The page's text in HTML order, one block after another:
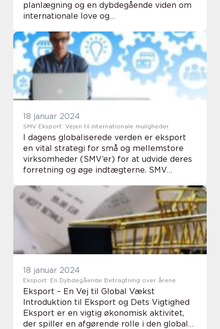
planlægning og en dybdegående viden om
internationale love og
en privatperson eller en virksomhed, der
ønsker at eksportere en bil til et ...
18 januar 2024
SMV Eksport: Vejen til internationale muligheder
I dagens globaliserede verden er eksport
en vital strategi for små og mellemstore
virksomheder (SMV’er) for at udvide deres
forretning og øge indtægterne. SMV
mulighed for vækst og bæredygtig succes. I
...
18 januar 2024
Eksport: En Dybdegående Betragtning over årene
Eksport – En Vej til Global Vækst
Introduktion til Eksport og Dets Vigtighed
Eksport er en vigtig økonomisk aktivitet,
der spiller en afgørende rolle i den globale